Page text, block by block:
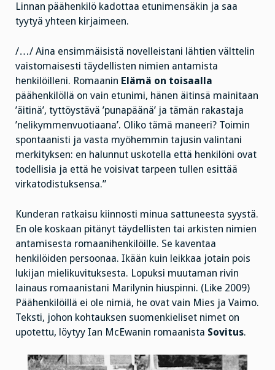
Linnan päähenkilö kadottaa etunimensäkin ja saa
tyytyä yhteen kirjaimeen.
/…/ Aina ensimmäisistä novelleistani lähtien välttelin
vaistomaisesti täydellisten nimien antamista
henkilöilleni. Romaanin Elämä on toisaalla
päähenkilöllä on vain etunimi, hänen äitinsä mainitaan
’äitinä’, tyttöystävä ’punapäänä’ ja tämän rakastaja
’nelikymmenvuotiaana’. Oliko tämä maneeri? Toimin
spontaanisti ja vasta myöhemmin tajusin valintani
merkityksen: en halunnut uskotella että henkilöni ovat
todellisia ja että he voisivat tarpeen tullen esittää
virkatodistuksensa.”
Kunderan ratkaisu kiinnosti minua sattuneesta syystä.
En ole koskaan pitänyt täydellisten tai arkisten nimien
antamisesta romaanihenkilöille. Se kaventaa
henkilöiden persoonaa. Ikään kuin leikkaa jotain pois
lukijan mielikuvituksesta. Lopuksi muutaman rivin
lainaus romaanistani Marilynin hiuspinni. (Like 2009)
Päähenkilöillä ei ole nimiä, he ovat vain Mies ja Vaimo.
Teksti, johon kohtauksen suomenkieliset nimet on
upotettu, löytyy Ian McEwanin romaanista Sovitus.